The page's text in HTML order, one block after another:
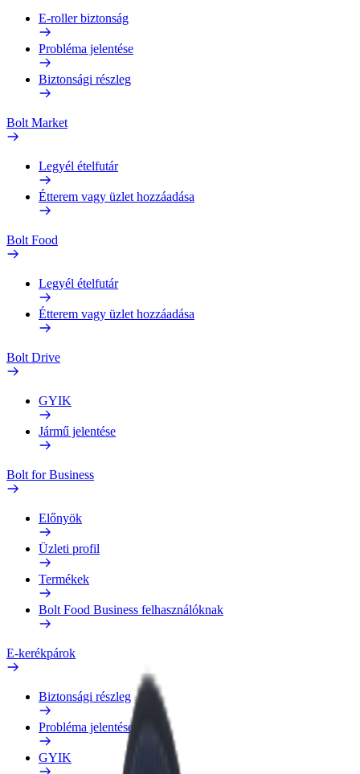
E-roller biztonság
Probléma jelentése
Biztonsági részleg
Bolt Market
Legyél ételfutár
Étterem vagy üzlet hozzáadása
Bolt Food
Legyél ételfutár
Étterem vagy üzlet hozzáadása
Bolt Drive
GYIK
Jármű jelentése
Bolt for Business
Előnyök
Üzleti profil
Termékek
Bolt Food Business felhasználóknak
E-kerékpárok
Biztonsági részleg
Probléma jelentése
GYIK